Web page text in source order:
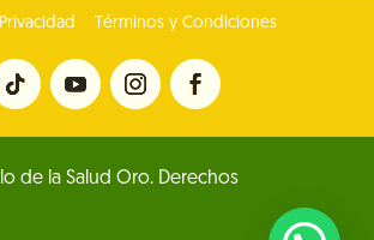
Términos y Condiciones
de la Salud Oro. Derechos